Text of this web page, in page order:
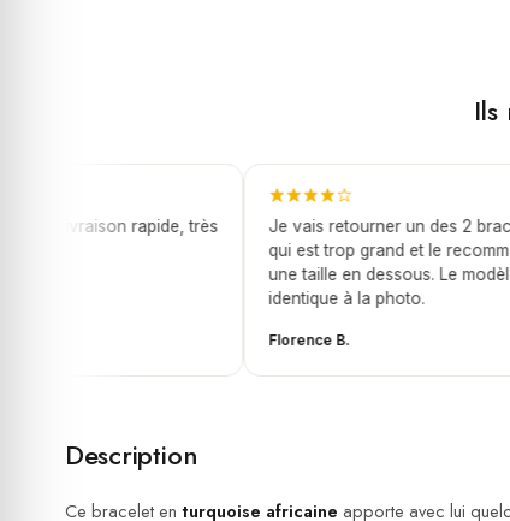
livraison rapide, très
Je vais retourner un des 2
qui est trop grand et le
une taille en dessous. Le modèle
identique à la photo.
Florence B.
Description
Ce bracelet en turquoise africaine apporte avec lui